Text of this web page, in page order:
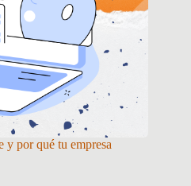
y por qué tu empresa